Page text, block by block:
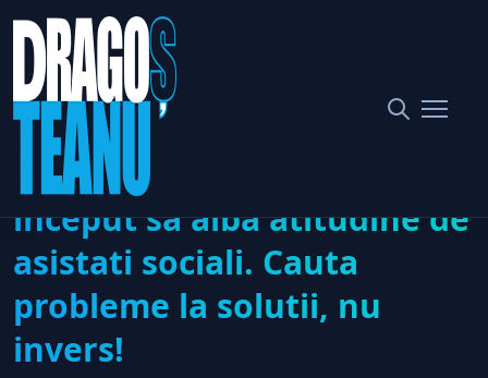
Home
Afaceri & Antreprenoriat
Unii antreprenori au inceput sa aiba atitudine de asistati
sociali. Cauta probleme la solutii, nu invers!
Unii antreprenori au
inceput sa aiba atitudine de
asistati sociali. Cauta
probleme la solutii, nu
invers!